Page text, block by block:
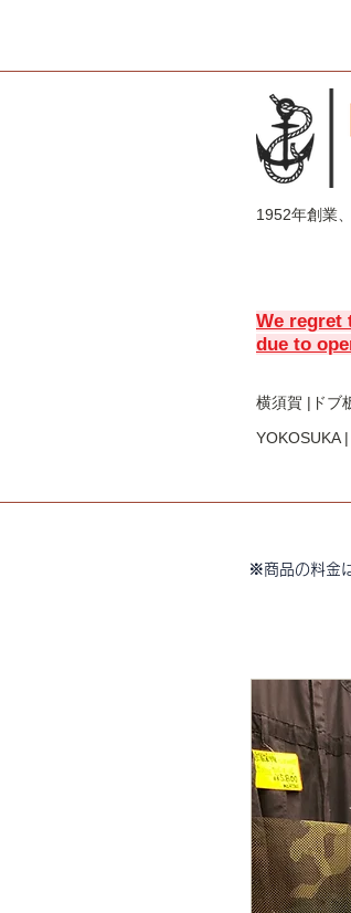
1952年創業
We regret
due to
横須賀 |ドブ
YOKOSUKA
※商品の料金